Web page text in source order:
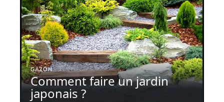
GAZON
Comment faire un jardin
japonais ?